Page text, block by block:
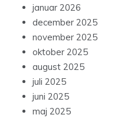
januar 2026
december 2025
november 2025
oktober 2025
august 2025
juli 2025
juni 2025
maj 2025